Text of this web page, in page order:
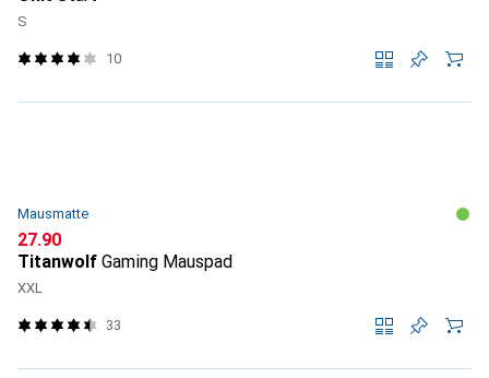
S
10
Mausmatte
CHF
27.90
Titanwolf Gaming Mauspad
XXL
33